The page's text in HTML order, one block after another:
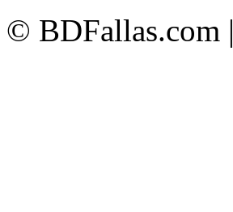
© BDFallas.com |